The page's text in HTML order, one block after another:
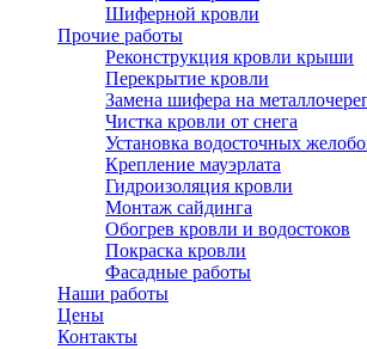
Шиферной кровли
Прочие работы
Реконструкция кровли крыши
Перекрытие кровли
Замена шифера на
Чистка кровли от снега
Установка водосточных
Крепление мауэрлата
Гидроизоляция кровли
Монтаж сайдинга
Обогрев кровли и водостоков
Покраска кровли
Фасадные работы
Наши работы
Цены
Контакты